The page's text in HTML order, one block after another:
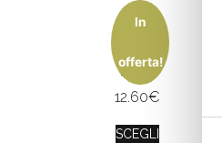
In
offerta!
HEART
nomi
12.60€
SCEGLI